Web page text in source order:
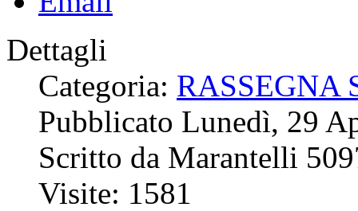
Dettagli
Categoria: RASSEGNA
Pubblicato Lunedì, 29
Scritto da Marantelli
Visite: 1581